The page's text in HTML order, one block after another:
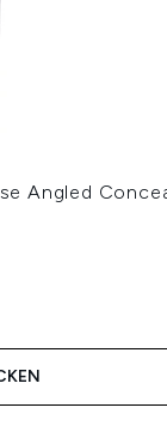
Angled